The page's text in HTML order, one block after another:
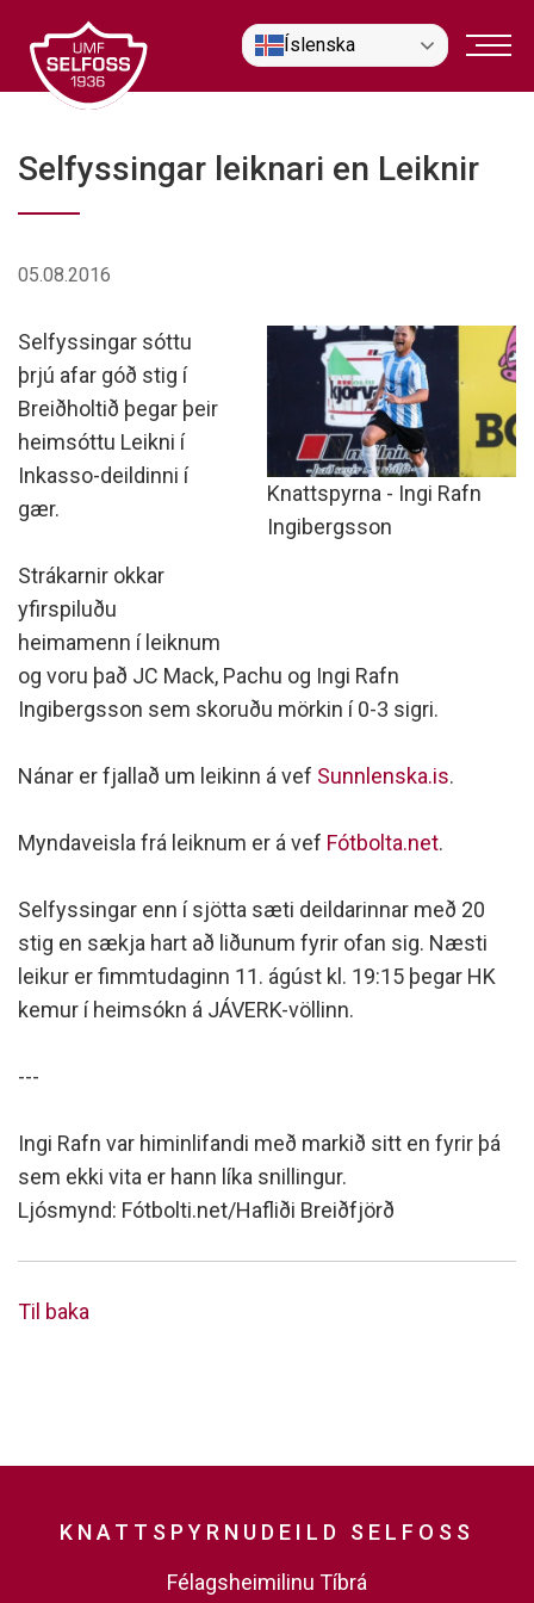
efni
Íslenska
Selfyssingar leiknari en Leiknir
05.08.2016
Knattspyrna - Ingi Rafn
Ingibergsson
Selfyssingar sóttu
þrjú afar góð stig í
Breiðholtið þegar þeir
heimsóttu Leikni í
Inkasso-deildinni í
gær.
Strákarnir okkar
yfirspiluðu
heimamenn í leiknum
og voru það JC Mack, Pachu og Ingi Rafn
Ingibergsson sem skoruðu mörkin í 0-3 sigri.
Nánar er fjallað um leikinn á vef Sunnlenska.is.
Myndaveisla frá leiknum er á vef Fótbolta.net.
Selfyssingar enn í sjötta sæti deildarinnar með 20
stig en sækja hart að liðunum fyrir ofan sig. Næsti
leikur er fimmtudaginn 11. ágúst kl. 19:15 þegar HK
kemur í heimsókn á JÁVERK-völlinn.
---
Ingi Rafn var himinlifandi með markið sitt en fyrir þá
sem ekki vita er hann líka snillingur.
Ljósmynd: Fótbolti.net/Hafliði Breiðfjörð
Til baka
KNATTSPYRNUDEILD SELFOSS
Félagsheimilinu Tíbrá